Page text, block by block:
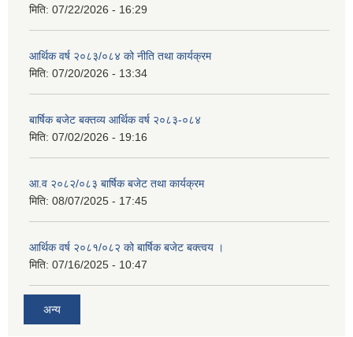
मिति: 07/22/2026 - 16:29
आर्थिक वर्ष २०८३/०८४ को नीति तथा कार्यक्रम
मिति: 07/20/2026 - 13:34
बार्षिक बजेट बक्तव्य आर्थिक वर्ष २०८३-०८४
मिति: 07/02/2026 - 19:16
आ.व २०८२/०८३ बार्षिक बजेट तथा कार्यक्रम
मिति: 08/07/2025 - 17:45
आर्थिक वर्ष २०८१/०८२ को बार्षिक बजेट बक्त्वय ।
मिति: 07/16/2025 - 10:47
अन्य